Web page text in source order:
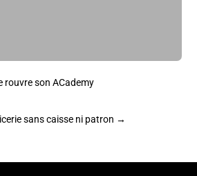
rouvre son ACademy
sans caisse ni patron →